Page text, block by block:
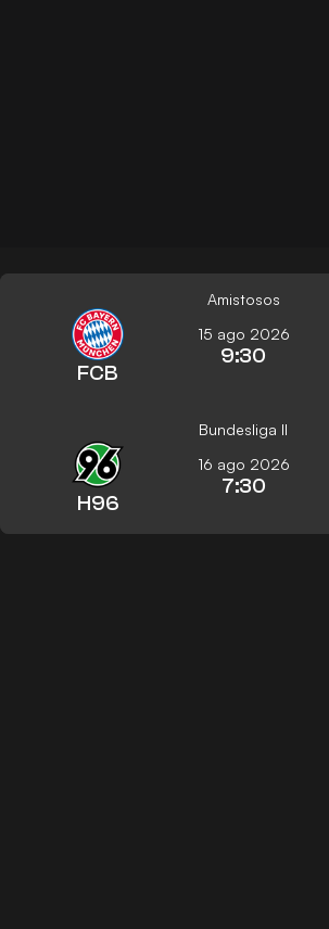
Amistosos
FCB
15 ago 2026
9:30
Bundesliga II
H96
16 ago 2026
7:30